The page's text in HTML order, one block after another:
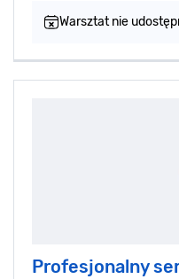
Warsztat nie
Profesjonalny